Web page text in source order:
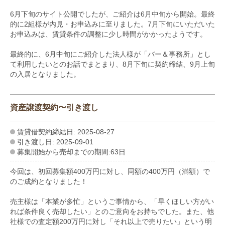
6月下旬のサイト公開でしたが、ご紹介は6月中旬から開始。最終
的に2組様が内見・お申込みに至りました。7月下旬にいただいた
お申込みは、賃貸条件の調整に少し時間がかかったようです。
最終的に、6月中旬にご紹介した法人様が「バー＆事務所」とし
て利用したいとのお話でまとまり、8月下旬に契約締結、9月上旬
の入居となりました。
資産譲渡契約〜引き渡し
賃貸借契約締結日: 2025-08-27
引き渡し日: 2025-09-01
募集開始から売却までの期間:63日
今回は、初回募集額400万円に対し、同額の400万円（満額）で
のご成約となりました！
売主様は「本業が多忙」というご事情から、「早くほしい方がい
れば条件良く売却したい」とのご意向をお持ちでした。また、他
社様での査定額200万円に対し「それ以上で売りたい」という明